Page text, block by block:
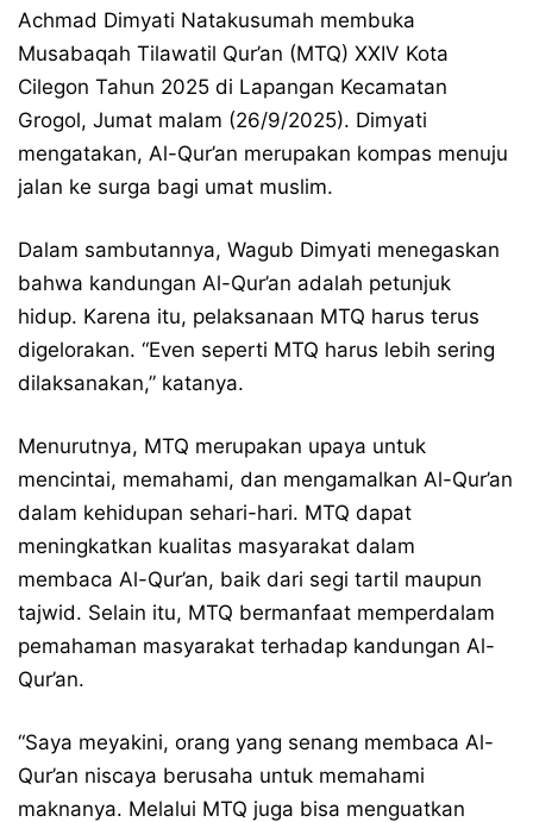
Achmad Dimyati Natakusumah membuka
Musabaqah Tilawatil Qur’an (MTQ) XXIV Kota
Cilegon Tahun 2025 di Lapangan Kecamatan
Grogol, Jumat malam (26/9/2025). Dimyati
mengatakan, Al-Qur’an merupakan kompas menuju
jalan ke surga bagi umat muslim.
Dalam sambutannya, Wagub Dimyati menegaskan
bahwa kandungan Al-Qur’an adalah petunjuk
hidup. Karena itu, pelaksanaan MTQ harus terus
digelorakan. “Even seperti MTQ harus lebih sering
dilaksanakan,” katanya.
Menurutnya, MTQ merupakan upaya untuk
mencintai, memahami, dan mengamalkan Al-Qur’an
dalam kehidupan sehari-hari. MTQ dapat
meningkatkan kualitas masyarakat dalam
membaca Al-Qur’an, baik dari segi tartil maupun
tajwid. Selain itu, MTQ bermanfaat memperdalam
pemahaman masyarakat terhadap kandungan Al-
Qur’an.
“Saya meyakini, orang yang senang membaca Al-
Qur’an niscaya berusaha untuk memahami
maknanya. Melalui MTQ juga bisa menguatkan